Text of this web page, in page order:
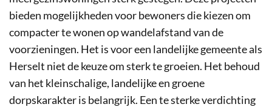
bieden mogelijkheden voor bewoners die kiezen om
compacter te wonen op wandelafstand van de
voorzieningen. Het is voor een landelijke gemeente als
Herselt niet de keuze om sterk te groeien. Het behoud
van het kleinschalige, landelijke en groene
dorpskarakter is belangrijk. Een te sterke verdichting